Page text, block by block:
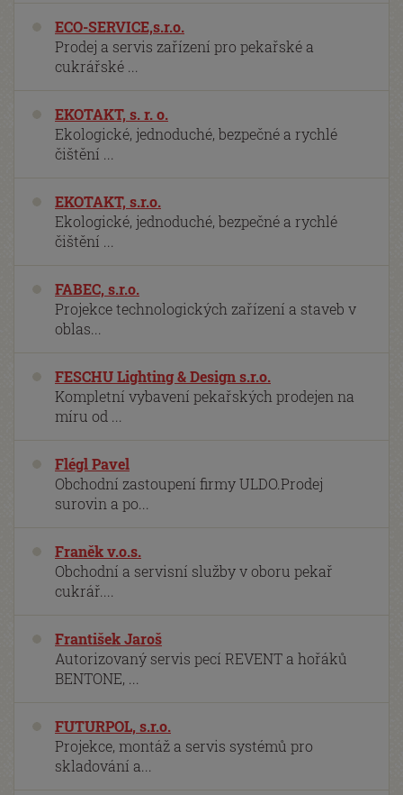
ECO-SERVICE,s.r.o.
Prodej a servis zařízení pro pekařské a
cukrářské ...
EKOTAKT, s. r. o.
Ekologické, jednoduché, bezpečné a rychlé
čištění ...
EKOTAKT, s.r.o.
Ekologické, jednoduché, bezpečné a rychlé
čištění ...
FABEC, s.r.o.
Projekce technologických zařízení a staveb v
oblas...
FESCHU Lighting & Design s.r.o.
Kompletní vybavení pekařských prodejen na
míru od ...
Flégl Pavel
Obchodní zastoupení firmy ULDO.Prodej
surovin a po...
Franěk v.o.s.
Obchodní a servisní služby v oboru pekař
cukrář....
František Jaroš
Autorizovaný servis pecí REVENT a hořáků
BENTONE, ...
FUTURPOL, s.r.o.
Projekce, montáž a servis systémů pro
skladování a...